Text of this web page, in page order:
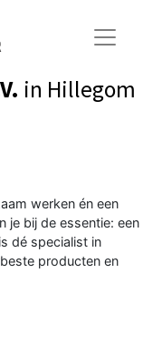
in Hillegom
werken én een
je bij de essentie: een
dé specialist in
producten en